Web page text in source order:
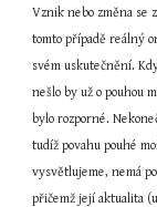
Vznik nebo změna se
tomto případě reálný
svém uskutečnění.
nešlo by už o pouhou
bylo rozporné.
tudíž povahu pouhé
vysvětlujeme, nemá
přičemž její aktualita